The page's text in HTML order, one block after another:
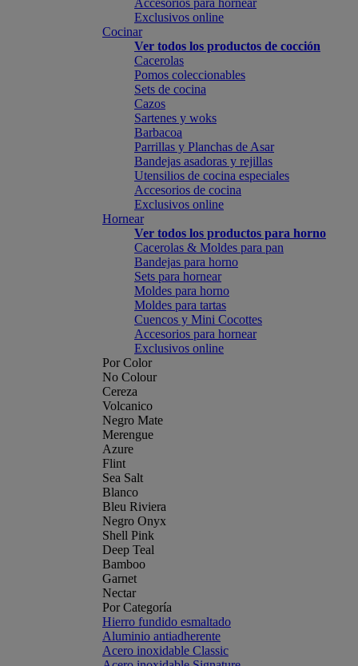
Accesorios para hornear
Exclusivos online
Cocinar
Ver todos los productos de cocción
Cacerolas
Pomos coleccionables
Sets de cocina
Cazos
Sartenes y woks
Barbacoa
Parrillas y Planchas de Asar
Bandejas asadoras y rejillas
Utensilios de cocina especiales
Accesorios de cocina
Exclusivos online
Hornear
Ver todos los productos para horno
Cacerolas & Moldes para pan
Bandejas para horno
Sets para hornear
Moldes para horno
Moldes para tartas
Cuencos y Mini Cocottes
Accesorios para hornear
Exclusivos online
Por Color
No Colour
Cereza
Volcanico
Negro Mate
Merengue
Azure
Flint
Sea Salt
Blanco
Bleu Riviera
Negro Onyx
Shell Pink
Deep Teal
Bamboo
Garnet
Nectar
Por Categoría
Hierro fundido esmaltado
Aluminio antiadherente
Acero inoxidable Classic